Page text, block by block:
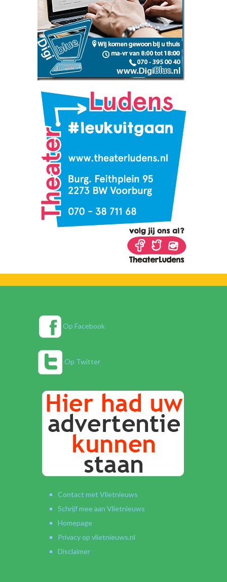
Op Facebook
Op Twitter
Contact met Vlietnieuws
Schrijf mee aan Vlietnieuws
Homepage
Privacy op vlietnieuws.nl
Disclaimer